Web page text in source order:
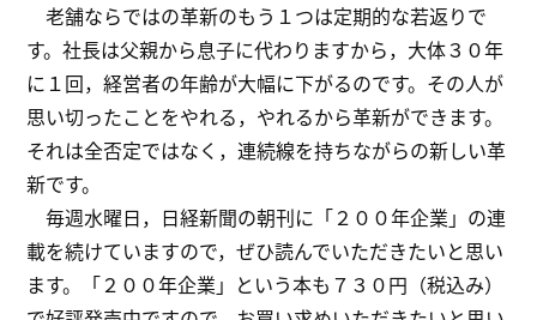
老舗ならではの革新のもう１つは定期的な若返りで
す。社長は父親から息子に代わりますから，大体３０年
に１回，経営者の年齢が大幅に下がるのです。その人が
思い切ったことをやれる，やれるから革新ができます。
それは全否定ではなく，連続線を持ちながらの新しい革
新です。
毎週水曜日，日経新聞の朝刊に「２００年企業」の連
載を続けていますので，ぜひ読んでいただきたいと思い
ます。「２００年企業」という本も７３０円（税込み）